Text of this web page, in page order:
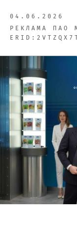
04.06.2026
РЕКЛАМА ПАО